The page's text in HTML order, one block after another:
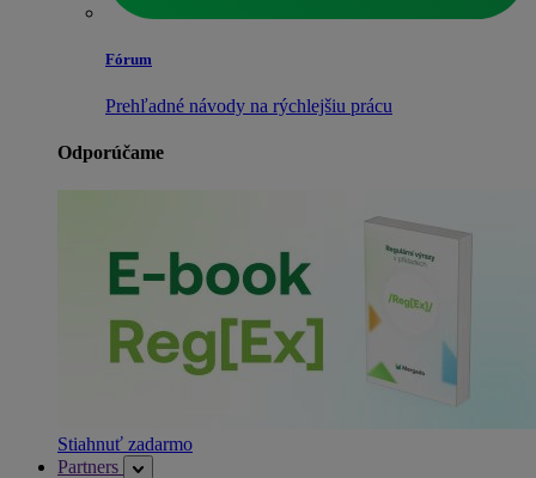
Fórum
Prehľadné návody na rýchlejšiu prácu
Odporúčame
Stiahnuť zadarmo
Partners